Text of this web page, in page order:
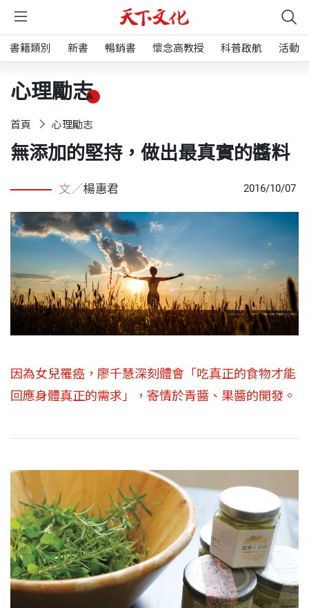
書籍類別 新書 暢銷書 懷念高教授 科普啟航 活動
心理勵志
首頁 心理勵志
無添加的堅持，做出最真實的醬料
文／楊惠君 2016/10/07
因為女兒罹癌，廖千慧深刻體會「吃真正的食物才能
回應身體真正的需求」，寄情於青醬、果醬的開發。